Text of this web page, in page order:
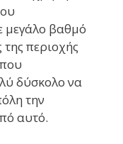
μεγάλο βαθμό
περιοχής
δύσκολο να
την
αυτό.